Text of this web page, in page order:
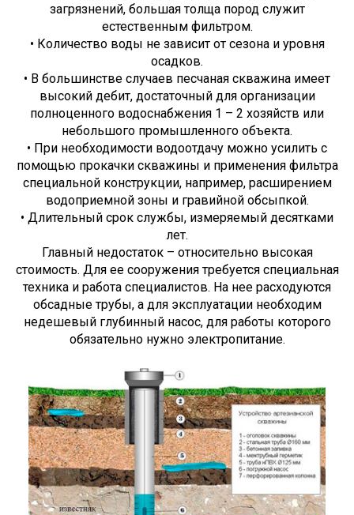
загрязнений, большая толща пород служит
естественным фильтром.
• Количество воды не зависит от сезона и уровня
осадков.
• В большинстве случаев песчаная скважина имеет
высокий дебит, достаточный для организации
полноценного водоснабжения 1 – 2 хозяйств или
небольшого промышленного объекта.
• При необходимости водоотдачу можно усилить с
помощью прокачки скважины и применения фильтра
специальной конструкции, например, расширением
водоприемной зоны и гравийной обсыпкой.
• Длительный срок службы, измеряемый десятками
лет.
Главный недостаток – относительно высокая
стоимость. Для ее сооружения требуется специальная
техника и работа специалистов. На нее расходуются
обсадные трубы, а для эксплуатации необходим
недешевый глубинный насос, для работы которого
обязательно нужно электропитание.